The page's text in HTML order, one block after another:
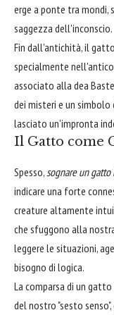
erge a ponte tra mondi,
saggezza dell'inconscio.
Fin dall'antichità, il
specialmente
associato alla dea
dei misteri e un
lasciato un'impronta
Il Gatto come
Spesso, sognare un
indicare una forte
creature altamente
che sfuggono alla
leggere le situazioni,
bisogno di logica.
La comparsa di un gatto
del nostro "sesto